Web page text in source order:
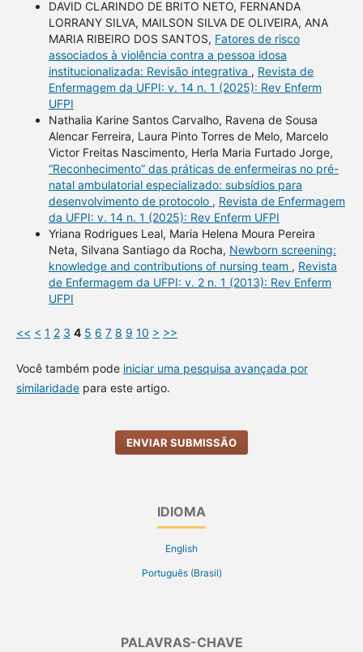
DAVID CLARINDO DE BRITO NETO, FERNANDA
LORRANY SILVA, MAILSON SILVA DE OLIVEIRA, ANA
MARIA RIBEIRO DOS SANTOS, Fatores de risco
associados à violência contra a pessoa idosa
institucionalizada: Revisão integrativa , Revista de
Enfermagem da UFPI: v. 14 n. 1 (2025): Rev Enferm
UFPI
Nathalia Karine Santos Carvalho, Ravena de Sousa
Alencar Ferreira, Laura Pinto Torres de Melo, Marcelo
Victor Freitas Nascimento, Herla Maria Furtado Jorge,
“Reconhecimento” das práticas de enfermeiras no pré-
natal ambulatorial especializado: subsídios para
desenvolvimento de protocolo , Revista de Enfermagem
da UFPI: v. 14 n. 1 (2025): Rev Enferm UFPI
Yriana Rodrigues Leal, Maria Helena Moura Pereira
Neta, Silvana Santiago da Rocha, Newborn screening:
knowledge and contributions of nursing team , Revista
de Enfermagem da UFPI: v. 2 n. 1 (2013): Rev Enferm
UFPI
<< < 1 2 3 4 5 6 7 8 9 10 > >>
Você também pode iniciar uma pesquisa avançada por
similaridadepara este artigo.
ENVIAR SUBMISSÃO
IDIOMA
English
Português (Brasil)
PALAVRAS-CHAVE